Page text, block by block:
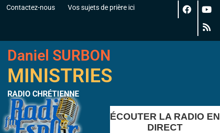
Contactez-nous Vos sujets de prière ici
Daniel SURBON
MINISTRIES
RADIO CHRÉTIENNE
ÉCOUTER LA RADIO EN
DIRECT